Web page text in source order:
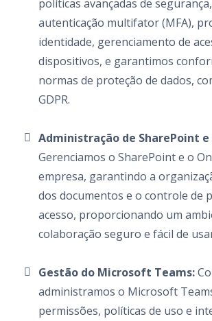
políticas avançadas de
autenticação multifator (MFA),
identidade, gerenciamento de
dispositivos, e garantimos
normas de proteção de dados,
GDPR.
Administração de SharePoint e
Gerenciamos o SharePoint e o
empresa, garantindo a
dos documentos e o controle de
acesso, proporcionando um
colaboração seguro e fácil de
Gestão do Microsoft Teams:
administramos o Microsoft
permissões, políticas de uso e